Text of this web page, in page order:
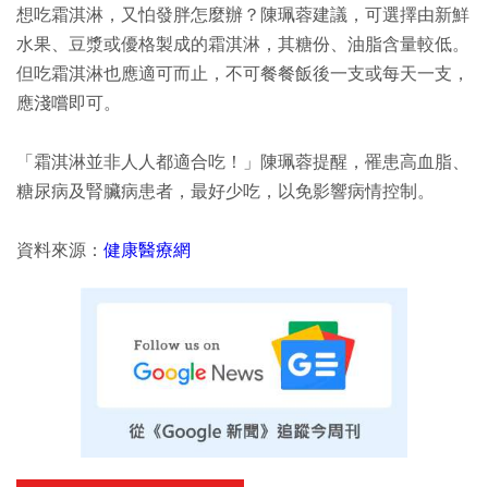
想吃霜淇淋，又怕發胖怎麼辦？陳珮蓉建議，可選擇由新鮮
水果、豆漿或優格製成的霜淇淋，其糖份、油脂含量較低。
但吃霜淇淋也應適可而止，不可餐餐飯後一支或每天一支，
應淺嚐即可。
「霜淇淋並非人人都適合吃！」陳珮蓉提醒，罹患高血脂、
糖尿病及腎臟病患者，最好少吃，以免影響病情控制。
資料來源： 健康醫療網